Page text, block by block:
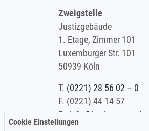
Zweigstelle
Justizgebäude
1. Etage, Zimmer 101
Luxemburger Str. 101
50939 Köln
T. (0221) 28 56 02 – 0
F. (0221) 44 14 57
E.info@koelner-
Cookie Einstellungen